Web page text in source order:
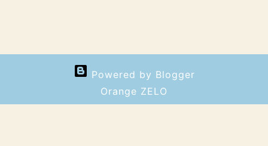
Powered by Blogger
Orange ZELO